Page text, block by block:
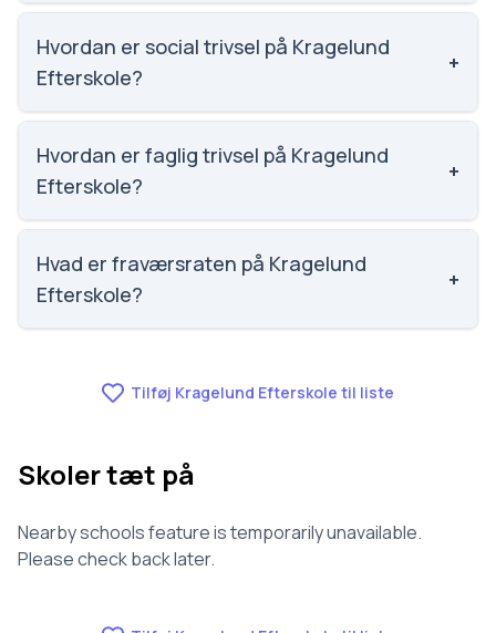
Email: kontoret@kragelund-efterskole.dk. Telefon:
7589 3522. Adresse: Skolesvinget 1. Skoleleder:
Jens Lau Pedersen.
Hvordan er social trivsel på Kragelund
Efterskole?
+
Vi har ikke data om social trivsel for Kragelund
Efterskole.
Hvordan er faglig trivsel på Kragelund
Efterskole?
+
Vi har ikke data om faglig trivsel for Kragelund
Efterskole.
Hvad er fraværsraten på Kragelund
Efterskole?
+
Tilføj Kragelund Efterskole til liste
Skoler tæt på
Nearby schools feature is temporarily unavailable.
Please check back later.